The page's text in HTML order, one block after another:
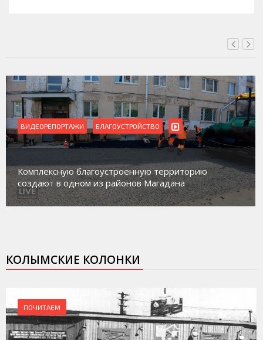
ВИДЕОРЕПОРТАЖИ
Магадан присоединился к пилотному проекту по
работе с несовершеннолетними из групп
социального риска «Переправа»
КОЛЫМСКИЕ КОЛОНКИ
ПОЧИТАЕМ